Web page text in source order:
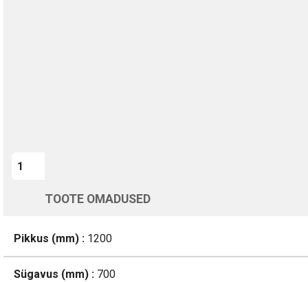
TOOTE OMADUSED
Pikkus (mm) : 1200
Sügavus (mm) : 700